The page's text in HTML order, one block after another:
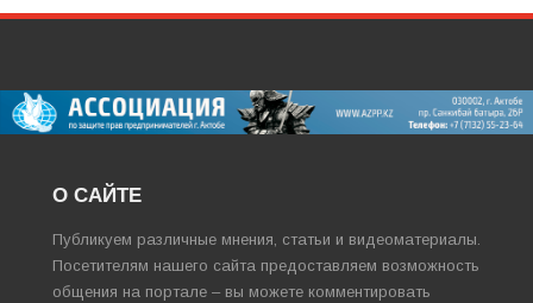
О САЙТЕ
Публикуем различные мнения, статьи и видеоматериалы.
Посетителям нашего сайта предоставляем возможность
общения на портале – вы можете комментировать